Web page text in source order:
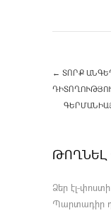
← ՏՈՐՔ
ԹՈՂՆԵԼ
Ձեր էլ-
Պարտադիր